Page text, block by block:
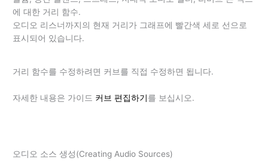
에 대한 거리 함수.
오디오 리스너까지의 현재 거리가 그래프에 빨간색 세로 선으로
표시되어 있습니다.
거리 함수를 수정하려면 커브를 직접 수정하면 됩니다.
자세한 내용은 가이드 커브 편집하기를 보십시오.
오디오 소스 생성(Creating Audio Sources)